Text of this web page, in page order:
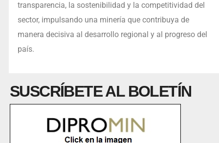
transparencia, la sostenibilidad y la competitividad del
sector, impulsando una minería que contribuya de
manera decisiva al desarrollo regional y al progreso del
país.
SUSCRÍBETE AL BOLETÍN